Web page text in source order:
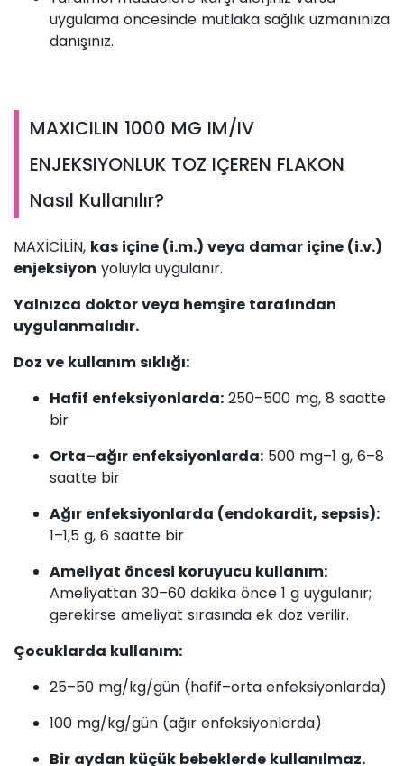
uygulama öncesinde mutlaka sağlık uzmanınıza
danışınız.
MAXICILIN 1000 MG IM/IV
ENJEKSIYONLUK TOZ IÇEREN FLAKON
Nasıl Kullanılır?
MAXİCİLİN, kas içine (i.m.) veya damar içine (i.v.)
enjeksiyon yoluyla uygulanır.
Yalnızca doktor veya hemşire tarafından
uygulanmalıdır.
Doz ve kullanım sıklığı:
Hafif enfeksiyonlarda: 250–500 mg, 8 saatte
bir
Orta–ağır enfeksiyonlarda: 500 mg–1 g, 6–8
saatte bir
Ağır enfeksiyonlarda (endokardit, sepsis):
1–1,5 g, 6 saatte bir
Ameliyat öncesi koruyucu kullanım:
Ameliyattan 30–60 dakika önce 1 g uygulanır;
gerekirse ameliyat sırasında ek doz verilir.
Çocuklarda kullanım:
25–50 mg/kg/gün (hafif–orta enfeksiyonlarda)
100 mg/kg/gün (ağır enfeksiyonlarda)
Bir aydan küçük bebeklerde kullanılmaz.